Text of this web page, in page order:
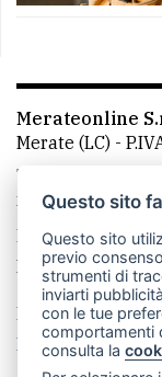
Merateonline
Merate (LC) -
Telefono:
mail:
La redazione
Made by VIP
Privacy policy
Rivedi le tue
Questo sito
Questo sito
previo
strumenti di
inviarti
con le tue
comportamenti
consulta la